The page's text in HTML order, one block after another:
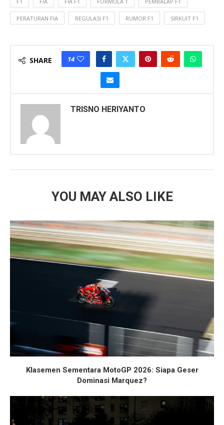
PERATURAN FIA REGULASI F1 RUMOR F1 SIRKUIT F1
SHARE 14
TRISNO HERIYANTO
YOU MAY ALSO LIKE
Klasemen Sementara MotoGP 2026: Siapa Geser
Dominasi Marquez?